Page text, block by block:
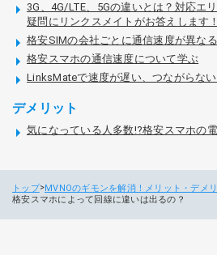
3G、4G/LTE、5Gの違いとは？対応エ
疑問にリンクスメイトがお答えします！
格安SIMの会社ごとに通信速度が異な
格安スマホの通信速度について学ぶ
LinksMateで速度が遅い、つながらな
デメリット
気になっている人多数!?格安スマホの
トップ
MVNOのギモンを解消！メリット・デメ
格安スマホによって回線に違いは出るの？